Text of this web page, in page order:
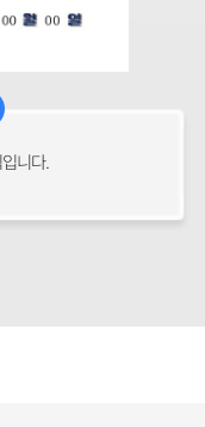
니다.